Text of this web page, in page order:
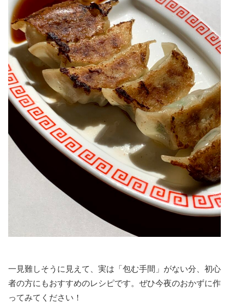
一見難しそうに見えて、実は「包む手間」がない分、初心
者の方にもおすすめのレシピです。ぜひ今夜のおかずに作
ってみてください！